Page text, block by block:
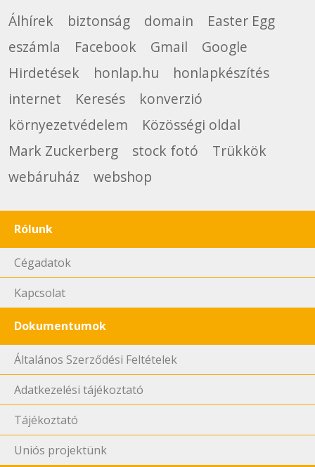
Álhírek
biztonság domain
Easter Egg
eszámla
Facebook Gmail
Google
Hirdetések
honlap.hu
honlapkészítés
internet
Keresés
konverzió
környezetvédelem
Közösségi oldal
Mark Zuckerberg
stock fotó
Trükkök
webáruház
webshop
Rólunk
Cégadatok
Kapcsolat
Dokumentumok
Általános Szerződési Feltételek
Adatkezelési tájékoztató
Tájékoztató
Uniós projektünk